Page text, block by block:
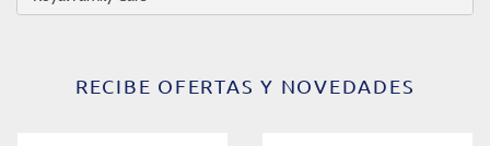
RECIBE OFERTAS Y NOVEDADES